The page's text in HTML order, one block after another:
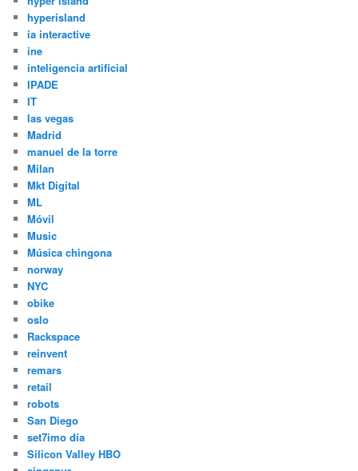
hyperisland
ia interactive
ine
inteligencia artificial
IPADE
IT
las vegas
Madrid
manuel de la torre
Milan
Mkt Digital
ML
Móvil
Music
Música chingona
norway
NYC
obike
oslo
Rackspace
reinvent
remars
retail
robots
San Diego
set7imo día
Silicon Valley HBO